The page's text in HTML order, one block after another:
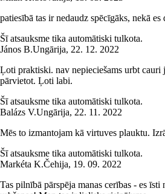
patiesībā tas ir nedaudz spēcīgāks, nekā es
Šī atsauksme tika automātiski tulkota.
János B.Ungārija, 22. 12. 2022
Ļoti praktiski. nav nepieciešams urbt
pārvietot. Ļoti labi.
Šī atsauksme tika automātiski tulkota.
Balázs V.Ungārija, 22. 11. 2022
Mēs to izmantojam kā virtuves plauktu.
Šī atsauksme tika automātiski tulkota.
Markéta K.Čehija, 19. 09. 2022
Tas pilnībā pārspēja manas cerības - es īsti